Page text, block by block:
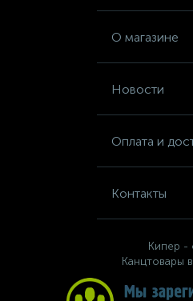
О магазине
Новости
Оплата и
Контакты
Кипер -
Канцтовары
Шкафы для одежды
Шкафы для сумок
Шкафы картотечные
Шкафы тамбурные
Школьная мебель
Ящики для ключей